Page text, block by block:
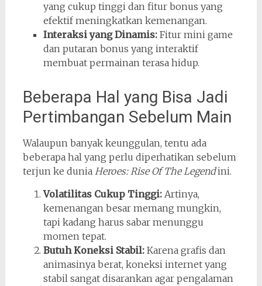
yang cukup tinggi dan fitur bonus yang
efektif meningkatkan kemenangan.
Interaksi yang Dinamis:Fitur mini game
dan putaran bonus yang interaktif
membuat permainan terasa hidup.
Beberapa Hal yang Bisa Jadi
Pertimbangan Sebelum Main
Walaupun banyak keunggulan, tentu ada
beberapa hal yang perlu diperhatikan sebelum
terjun ke dunia Heroes: Rise Of The Legendini.
Volatilitas Cukup Tinggi:Artinya,
kemenangan besar memang mungkin,
tapi kadang harus sabar menunggu
momen tepat.
Butuh Koneksi Stabil:Karena grafis dan
animasinya berat, koneksi internet yang
stabil sangat disarankan agar pengalaman